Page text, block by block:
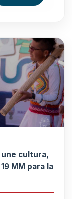
une cultura,
MM para la